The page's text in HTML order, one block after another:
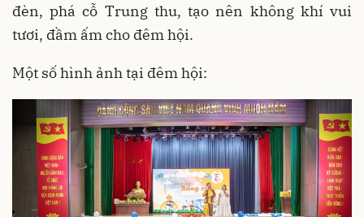
đèn, phá cỗ Trung thu, tạo nên không khí vui
tươi, đầm ấm cho đêm hội.
Một số hình ảnh tại đêm hội: